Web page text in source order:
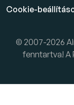
Cookie-
© 2007-2026
fenntartva! A